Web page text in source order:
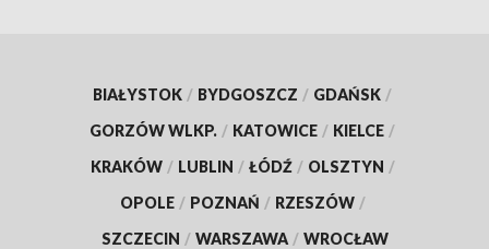
BIAŁYSTOK / BYDGOSZCZ / GDAŃSK /
GORZÓW WLKP. / KATOWICE / KIELCE /
KRAKÓW / LUBLIN / ŁÓDŹ / OLSZTYN /
OPOLE / POZNAŃ / RZESZÓW /
SZCZECIN / WARSZAWA / WROCŁAW